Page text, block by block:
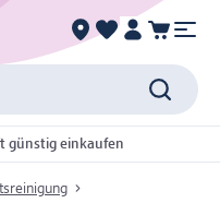
günstig einkaufen